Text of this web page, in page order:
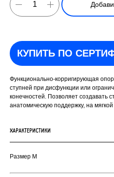
КУПИТЬ ПО
Функционально-корригирующая
ступней при дисфункции или
конечностей. Позволяет создавать
анатомическую поддержку, на
ХАРАКТЕРИСТИКИ
Размер М